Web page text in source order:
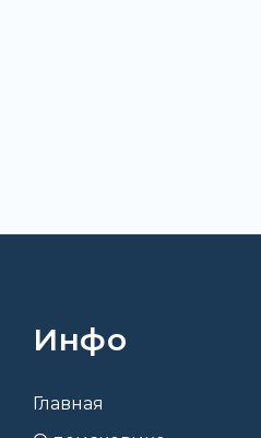
Инфо
Главная